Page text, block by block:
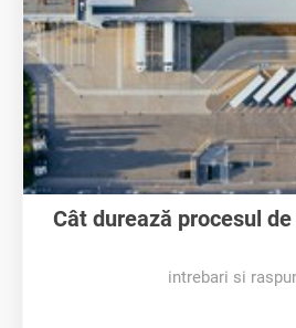
Cât durează procesul
intrebari si